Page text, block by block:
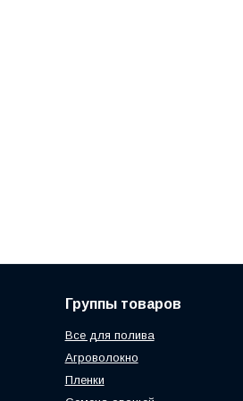
Группы товаров
Все для полива
Агроволокно
Пленки